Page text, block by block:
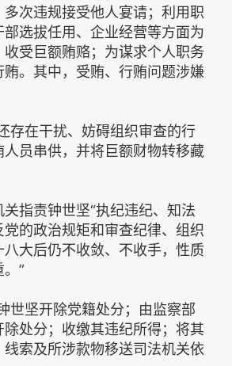
多次违规接受他人宴请；利用职
部选拔任用、企业经营等方面为
受巨额贿赂；为谋求个人职务
贿。其中，受贿、行贿问题涉嫌
存在干扰、妨碍组织审查的行
人员串供，并将巨额财物转移藏
指责钟世坚“执纪违纪、知法
的政治规矩和审查纪律、组织
大后仍不收敛、不收手，性质
”
世坚开除党籍处分；由监察部
除处分；收缴其违纪所得；将其
线索及所涉款物移送司法机关依